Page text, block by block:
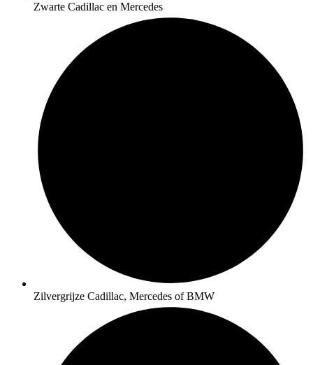
Zwarte Cadillac en Mercedes
Zilvergrijze Cadillac, Mercedes of BMW